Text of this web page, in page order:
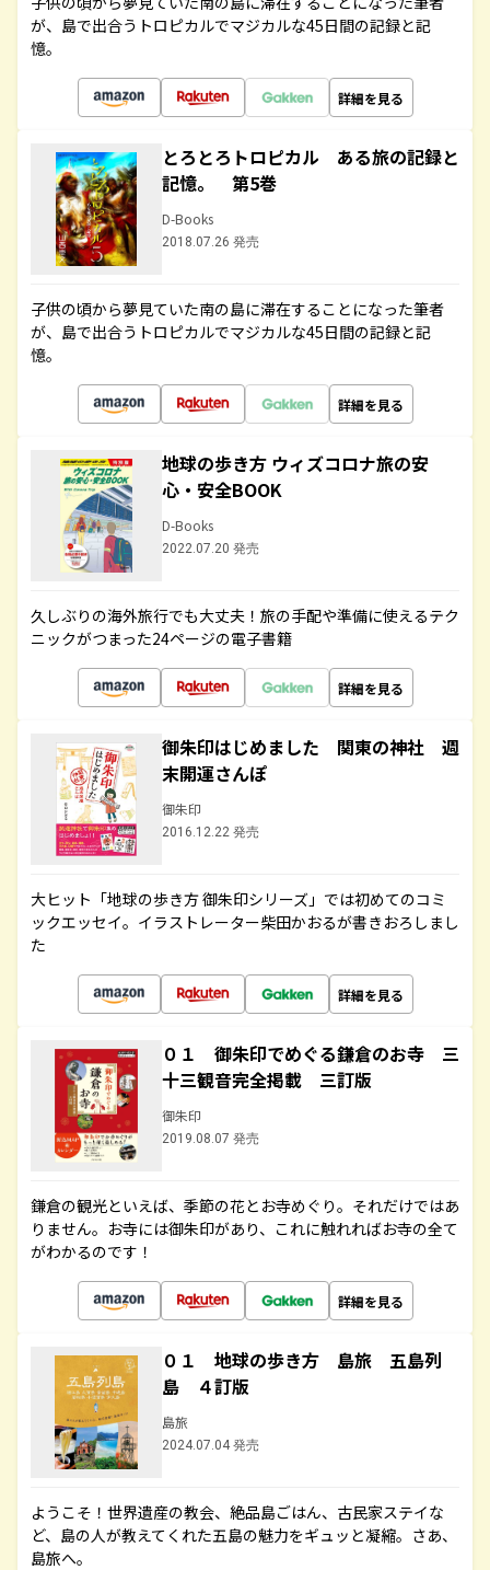
が、島で出合うトロピカルでマジカルな45日間の記録と記
憶。
詳細を見る
とろとろトロピカル ある旅の記録と
記憶。 第5巻
D-Books
2018.07.26 発売
子供の頃から夢見ていた南の島に滞在することになった筆者
が、島で出合うトロピカルでマジカルな45日間の記録と記
憶。
詳細を見る
地球の歩き方 ウィズコロナ旅の安
心・安全BOOK
D-Books
2022.07.20 発売
久しぶりの海外旅行でも大丈夫！旅の手配や準備に使えるテク
ニックがつまった24ページの電子書籍
詳細を見る
御朱印はじめました 関東の神社 週
末開運さんぽ
御朱印
2016.12.22 発売
大ヒット「地球の歩き方 御朱印シリーズ」では初めてのコミ
ックエッセイ。イラストレーター柴田かおるが書きおろしまし
た
詳細を見る
０１ 御朱印でめぐる鎌倉のお寺 三
十三観音完全掲載 三訂版
御朱印
2019.08.07 発売
鎌倉の観光といえば、季節の花とお寺めぐり。それだけではあ
りません。お寺には御朱印があり、これに触れればお寺の全て
がわかるのです！
詳細を見る
０１ 地球の歩き方 島旅 五島列
島 ４訂版
島旅
2024.07.04 発売
ようこそ！世界遺産の教会、絶品島ごはん、古民家ステイな
ど、島の人が教えてくれた五島の魅力をギュッと凝縮。さあ、
島旅へ。